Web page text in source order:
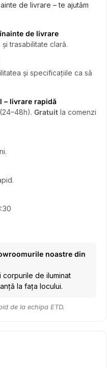
de livrare – te ajutăm
de livrare
trasabilitate clară.
și specificațiile ca să
– livrare rapidă
Gratuit la comenzi
noastre din
corpurile de iluminat
la fața locului.
de la echipa ETD.